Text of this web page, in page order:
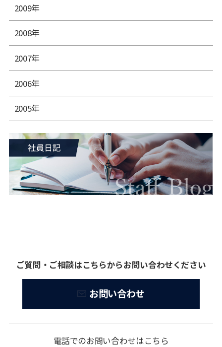
2009年
2008年
2007年
2006年
2005年
ご質問・ご相談はこちらからお問い合わせください
お問い合わせ
電話でのお問い合わせはこちら